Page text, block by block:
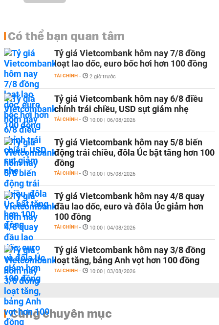
Có thể bạn quan tâm
Tỷ giá Vietcombank hôm nay 7/8 đồng
loạt lao dốc, euro bốc hơi hơn 100 đồng
TÀI CHÍNH - 2 giờ trước
Tỷ giá Vietcombank hôm nay 6/8 điều
chỉnh trái chiều, USD sụt giảm nhẹ
TÀI CHÍNH - 10:00 | 06/08/2026
Tỷ giá Vietcombank hôm nay 5/8 biến
động trái chiều, đôla Úc bật tăng hơn 100
đồng
TÀI CHÍNH - 10:00 | 05/08/2026
Tỷ giá Vietcombank hôm nay 4/8 quay
đầu lao dốc, euro và đôla Úc giảm hơn
100 đồng
TÀI CHÍNH - 10:00 | 04/08/2026
Tỷ giá Vietcombank hôm nay 3/8 đồng
loạt tăng, bảng Anh vọt hơn 100 đồng
TÀI CHÍNH - 10:00 | 03/08/2026
Cùng chuyên mục